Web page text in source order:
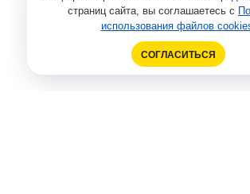
страниц сайта, вы соглашаетесь с
использования файлов
СОГЛАСИТЬСЯ